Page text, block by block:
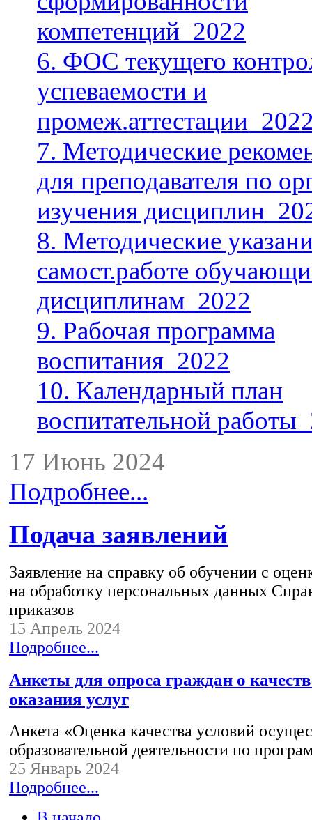
компетенций_2022
6. ФОС текущего
успеваемости и
7. Методические
для преподавателя по
изучения
8. Методические
самост.работе
дисциплинам_2022
9. Рабочая программа
воспитания_2022
10. Календарный план
воспитательной
17 Июнь 2024
Подробнее...
Подача заявлений
Заявление на справку об обучении с
на обработку персональных данных
приказов
15 Апрель 2024
Подробнее...
Анкеты для опроса граждан о
оказания услуг
Анкета «Оценка качества условий
образовательной деятельности по
25 Январь 2024
Подробнее...